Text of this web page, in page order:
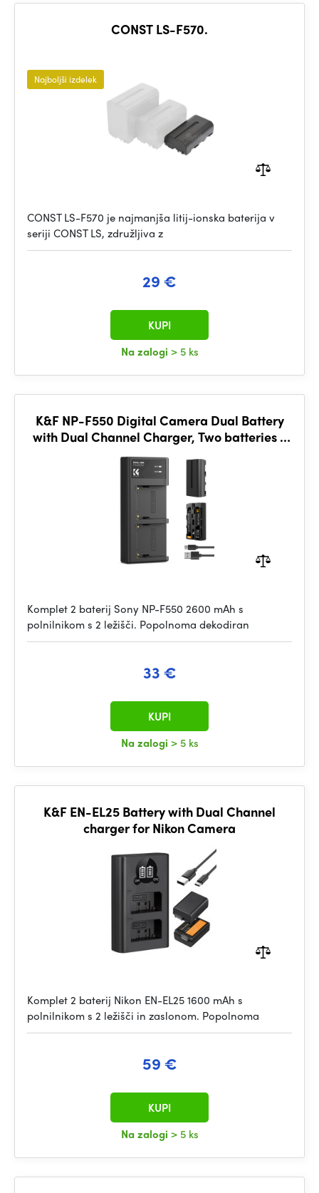
CONST LS-F570.
Najboljši izdelek
CONST LS-F570 je najmanjša litij-ionska baterija v
seriji CONST LS, združljiva z
29 €
Na zalogi > 5 ks
KUPI
K&F NP-F550 Digital Camera Dual Battery
with Dual Channel Charger, Two batteries +
charger + Type C
Komplet 2 baterij Sony NP-F550 2600 mAh s
polnilnikom s 2 ležišči. Popolnoma dekodiran
33 €
Na zalogi > 5 ks
KUPI
K&F EN-EL25 Battery with Dual Channel
charger for Nikon Camera
Komplet 2 baterij Nikon EN-EL25 1600 mAh s
polnilnikom s 2 ležišči in zaslonom. Popolnoma
59 €
Na zalogi > 5 ks
KUPI